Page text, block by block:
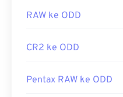
RAW ke ODD
CR2 ke ODD
Pentax RAW ke ODD